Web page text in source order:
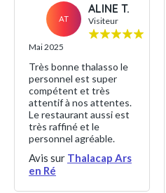
AT
ALINE T.
Visiteur
Mai 2025
Très bonne thalasso le
personnel est super
compétent et très
attentif à nos attentes.
Le restaurant aussi est
très raffiné et le
personnel agréable.
Avis sur Thalacap Ars
en Ré